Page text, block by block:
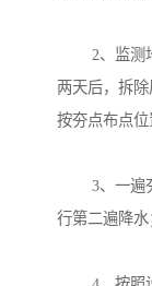
两天后，拆
按夯点布点位
行第二遍降水